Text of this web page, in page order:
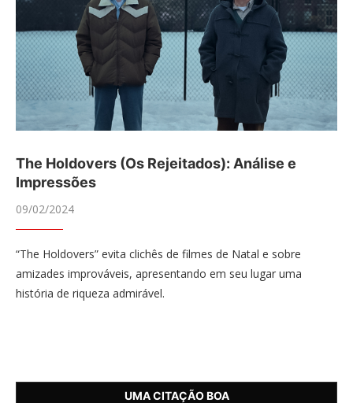
The Holdovers (Os Rejeitados): Análise e
Impressões
09/02/2024
“The Holdovers” evita clichês de filmes de Natal e sobre
amizades improváveis, apresentando em seu lugar uma
história de riqueza admirável.
UMA CITAÇÃO BOA